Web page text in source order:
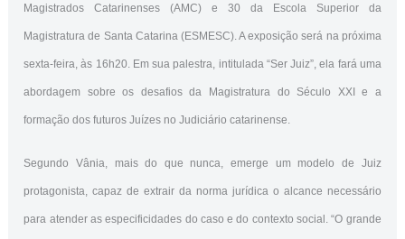
Magistrados Catarinenses (AMC) e 30 da Escola Superior da
Magistratura de Santa Catarina (ESMESC). A exposição será na próxima
sexta-feira, às 16h20. Em sua palestra, intitulada “Ser Juiz”, ela fará uma
abordagem sobre os desafios da Magistratura do Século XXI e a
formação dos futuros Juízes no Judiciário catarinense.
Segundo Vânia, mais do que nunca, emerge um modelo de Juiz
protagonista, capaz de extrair da norma jurídica o alcance necessário
para atender as especificidades do caso e do contexto social. “O grande